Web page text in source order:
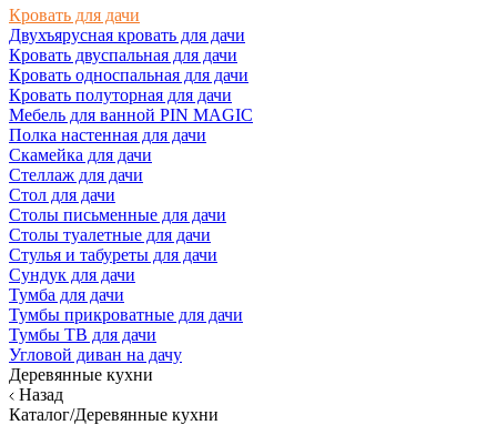
Кровать для дачи
Двухъярусная кровать для дачи
Кровать двуспальная для дачи
Кровать односпальная для дачи
Кровать полуторная для дачи
Мебель для ванной PIN MAGIC
Полка настенная для дачи
Скамейка для дачи
Стеллаж для дачи
Стол для дачи
Столы письменные для дачи
Столы туалетные для дачи
Стулья и табуреты для дачи
Сундук для дачи
Тумба для дачи
Тумбы прикроватные для дачи
Тумбы ТВ для дачи
Угловой диван на дачу
Деревянные кухни
Назад
Каталог/Деревянные кухни